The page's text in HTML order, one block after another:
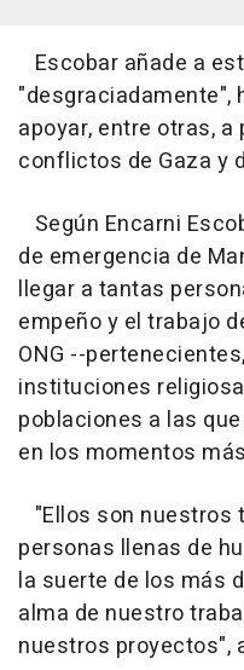
Escobar añade a
"desgraciadamente",
apoyar, entre otras,
conflictos de Gaza y
Según Encarni
de emergencia de
llegar a tantas
empeño y el trabajo
ONG --
instituciones
poblaciones a las
en los momentos
"Ellos son nuestros
personas llenas de
la suerte de los más
alma de nuestro
nuestros proyectos",